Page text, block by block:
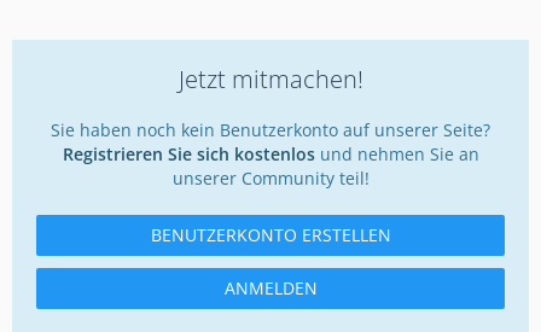
Jetzt mitmachen!
Sie haben noch kein Benutzerkonto auf unserer Seite?
Registrieren Sie sich kostenlosund nehmen Sie an
unserer Community teil!
BENUTZERKONTO ERSTELLEN
ANMELDEN